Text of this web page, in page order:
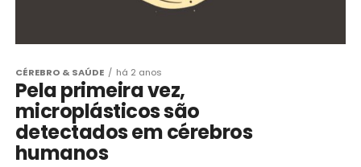
CÉREBRO & SAÚDE há 2 anos
Pela primeira vez,
microplásticos são
detectados em cérebros
humanos